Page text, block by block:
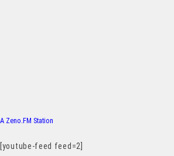
A Zeno.FM Station
[youtube-feed feed=2]